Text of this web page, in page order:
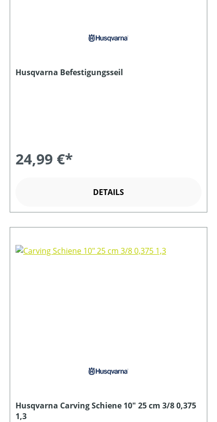
Husqvarna Befestigungsseil
24,99 €*
DETAILS
Husqvarna Carving Schiene 10" 25 cm 3/8 0,375
1,3